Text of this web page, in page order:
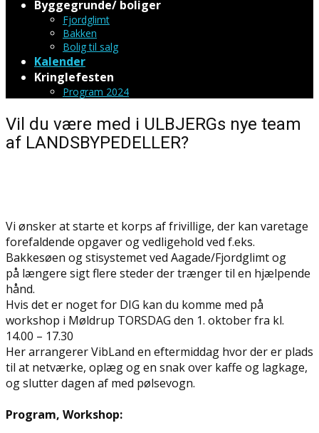
Byggegrunde/ boliger
Fjordglimt
Bakken
Bolig til salg
Kalender
Kringlefesten
Program 2024
Vil du være med i ULBJERGs nye team
af LANDSBYPEDELLER?
Vi ønsker at starte et korps af frivillige, der kan varetage
forefaldende opgaver og vedligehold ved f.eks.
Bakkesøen og stisystemet ved Aagade/Fjordglimt og
på længere sigt flere steder der trænger til en hjælpende
hånd.
Hvis det er noget for DIG kan du komme med på
workshop i Møldrup TORSDAG den 1. oktober fra kl.
14.00 – 17.30
Her arrangerer VibLand en eftermiddag hvor der er plads
til at netværke, oplæg og en snak over kaffe og lagkage,
og slutter dagen af med pølsevogn.
Program, Workshop: